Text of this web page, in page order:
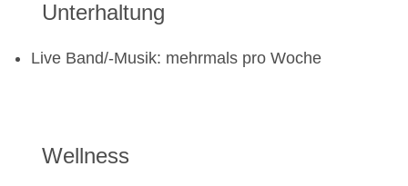
Unterhaltung
Live Band/-Musik: mehrmals pro Woche
Wellness